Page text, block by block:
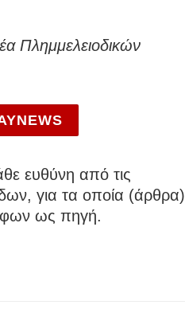
Πλημμελειοδικών
ευθύνη από τις
για τα οποία (άρθρα)
ως πηγή.